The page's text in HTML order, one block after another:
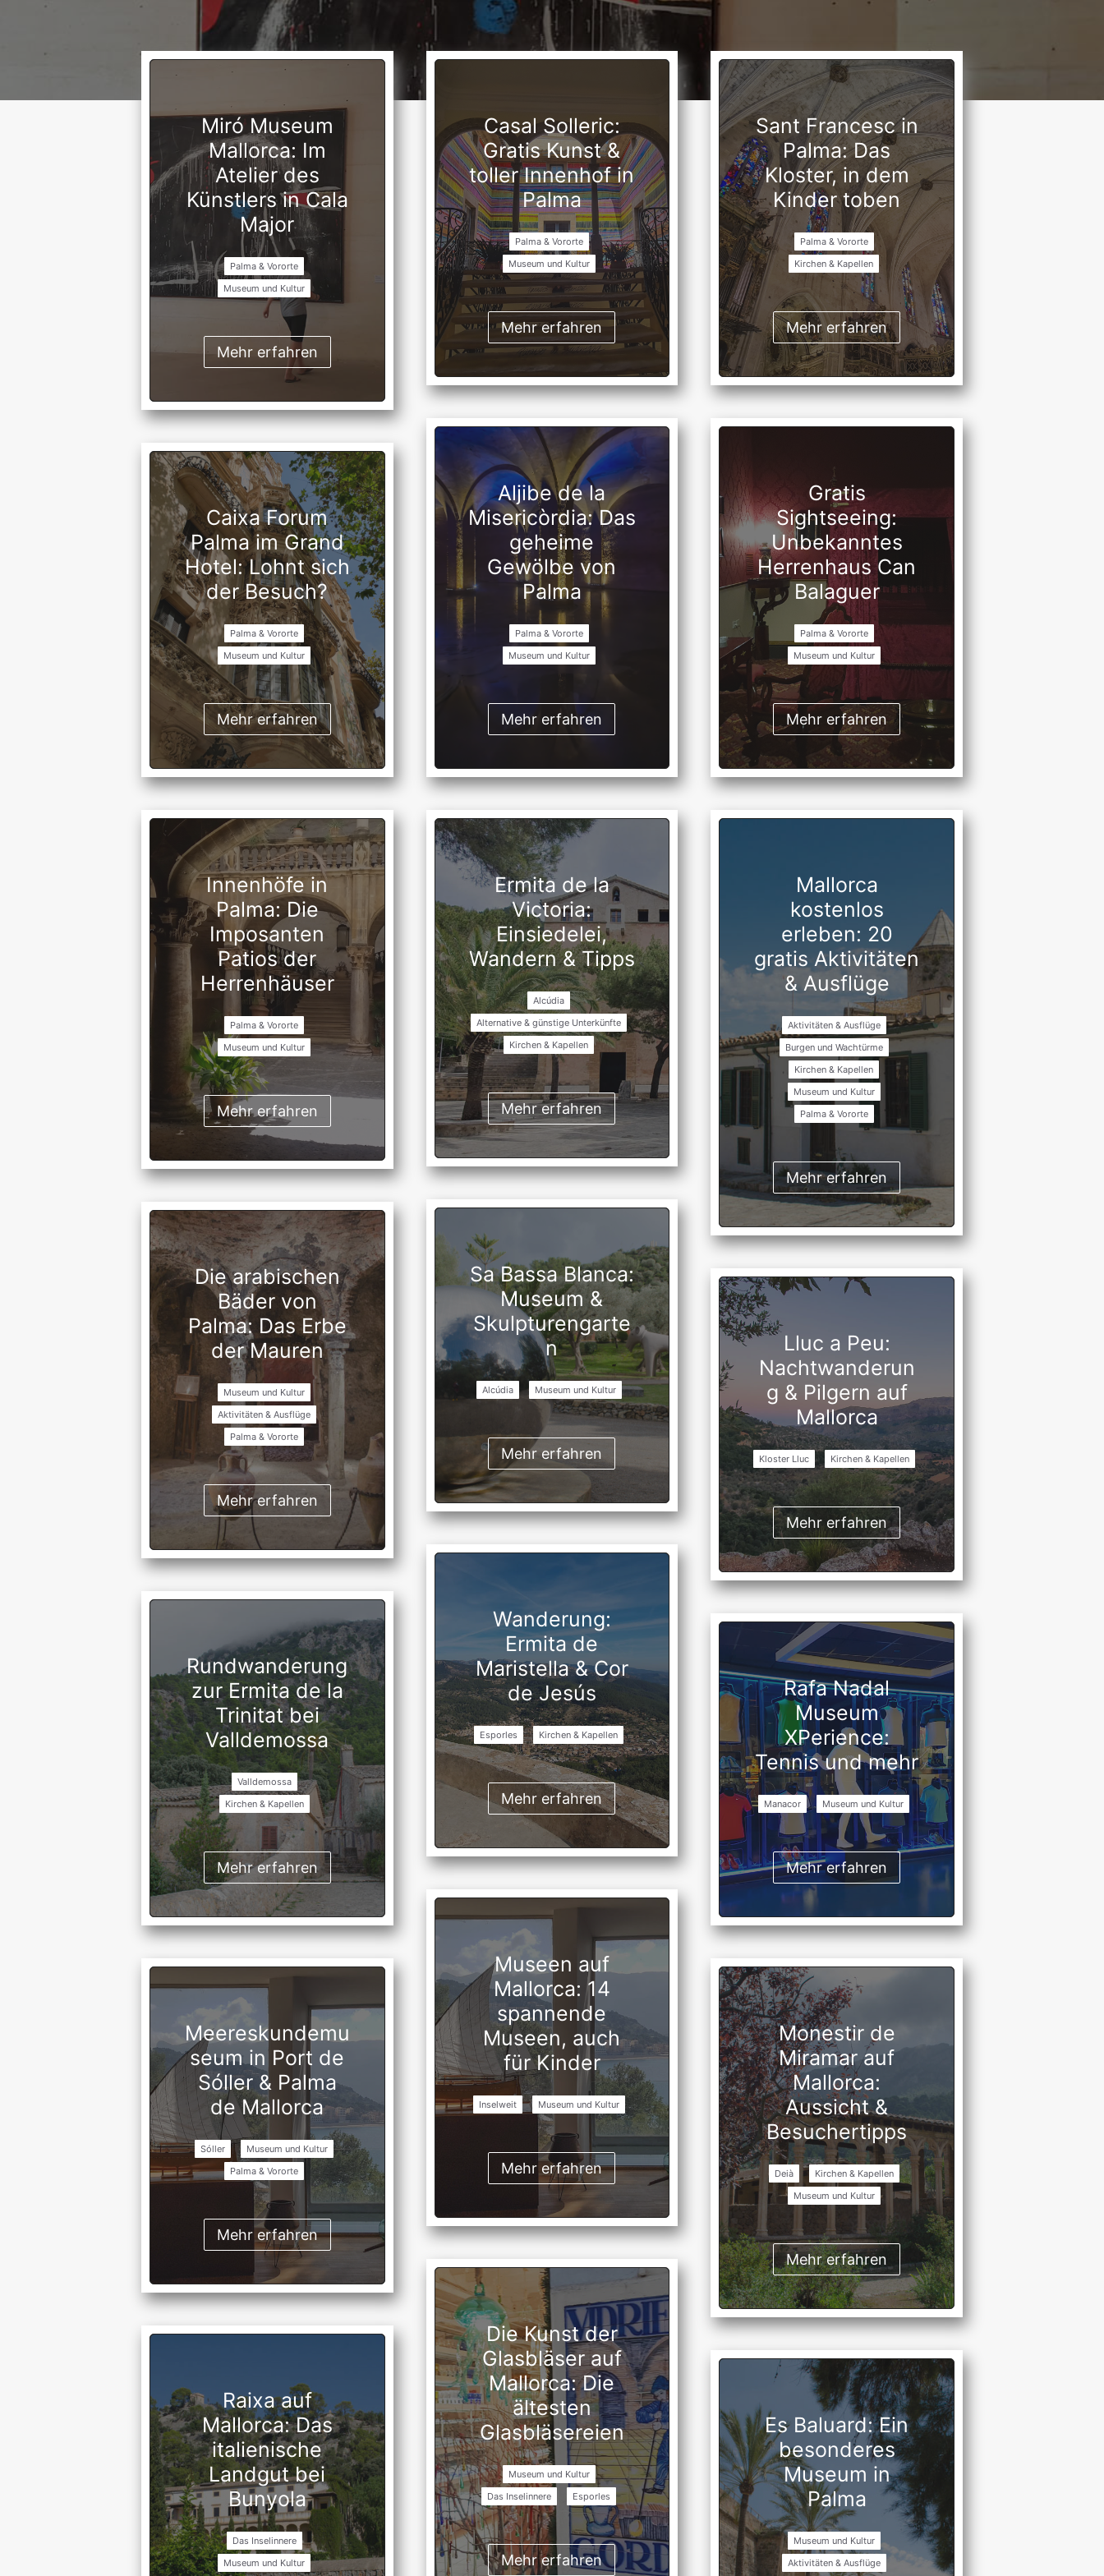
Miró Museum
Mallorca: Im
Atelier des
Künstlers in Cala
Major
Palma & Vororte
Museum und Kultur
Mehr erfahren
Casal Solleric:
Gratis Kunst &
toller Innenhof in
Palma
Palma & Vororte
Museum und Kultur
Mehr erfahren
Sant Francesc in
Palma: Das
Kloster, in dem
Kinder toben
Palma & Vororte
Kirchen & Kapellen
Mehr erfahren
Aljibe de la
Misericòrdia: Das
geheime
Gewölbe von
Palma
Palma & Vororte
Museum und Kultur
Mehr erfahren
Gratis
Sightseeing:
Unbekanntes
Herrenhaus Can
Balaguer
Palma & Vororte
Museum und Kultur
Mehr erfahren
Caixa Forum
Palma im Grand
Hotel: Lohnt sich
der Besuch?
Palma & Vororte
Museum und Kultur
Mehr erfahren
Innenhöfe in
Palma: Die
Imposanten
Patios der
Herrenhäuser
Palma & Vororte
Museum und Kultur
Mehr erfahren
Ermita de la
Victoria:
Einsiedelei,
Wandern & Tipps
Alcúdia
Alternative & günstige Unterkünfte
Kirchen & Kapellen
Mehr erfahren
Mallorca
kostenlos
erleben: 20
gratis Aktivitäten
& Ausflüge
Aktivitäten & Ausflüge
Burgen und Wachtürme
Kirchen & Kapellen
Museum und Kultur
Palma & Vororte
Mehr erfahren
Sa Bassa Blanca:
Museum &
Skulpturengarte
n
Alcúdia Museum und Kultur
Mehr erfahren
Die arabischen
Bäder von
Palma: Das Erbe
der Mauren
Museum und Kultur
Aktivitäten & Ausflüge
Palma & Vororte
Mehr erfahren
Lluc a Peu:
Nachtwanderun
g & Pilgern auf
Mallorca
Kloster Lluc Kirchen & Kapellen
Mehr erfahren
Wanderung:
Ermita de
Maristella & Cor
de Jesús
Esporles Kirchen & Kapellen
Mehr erfahren
Rundwanderung
zur Ermita de la
Trinitat bei
Valldemossa
Valldemossa
Kirchen & Kapellen
Mehr erfahren
Rafa Nadal
Museum
XPerience:
Tennis und mehr
Manacor Museum und Kultur
Mehr erfahren
Museen auf
Mallorca: 14
spannende
Museen, auch
für Kinder
Inselweit Museum und Kultur
Mehr erfahren
Meereskundemu
seum in Port de
Sóller & Palma
de Mallorca
Sóller
Museum und Kultur
Palma & Vororte
Mehr erfahren
Monestir de
Miramar auf
Mallorca:
Aussicht &
Besuchertipps
Deià
Kirchen & Kapellen
Museum und Kultur
Mehr erfahren
Die Kunst der
Glasbläser auf
Mallorca: Die
ältesten
Glasbläsereien
Museum und Kultur
Das Inselinnere
Esporles
Mehr erfahren
Raixa auf
Mallorca: Das
italienische
Landgut bei
Bunyola
Das Inselinnere
Museum und Kultur
Es Baluard: Ein
besonderes
Museum in
Palma
Museum und Kultur
Aktivitäten & Ausflüge